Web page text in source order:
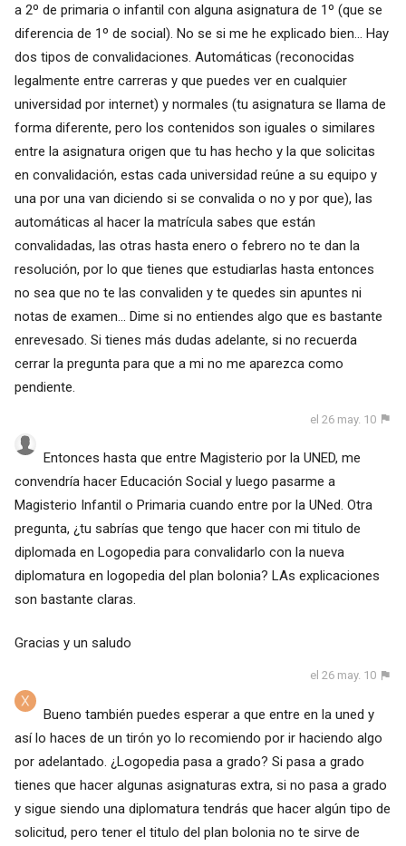
a 2º de primaria o infantil con alguna asignatura de 1º (que se
diferencia de 1º de social). No se si me he explicado bien... Hay
dos tipos de convalidaciones. Automáticas (reconocidas
legalmente entre carreras y que puedes ver en cualquier
universidad por internet) y normales (tu asignatura se llama de
forma diferente, pero los contenidos son iguales o similares
entre la asignatura origen que tu has hecho y la que solicitas
en convalidación, estas cada universidad reúne a su equipo y
una por una van diciendo si se convalida o no y por que), las
automáticas al hacer la matrícula sabes que están
convalidadas, las otras hasta enero o febrero no te dan la
resolución, por lo que tienes que estudiarlas hasta entonces
no sea que no te las convaliden y te quedes sin apuntes ni
notas de examen... Dime si no entiendes algo que es bastante
enrevesado. Si tienes más dudas adelante, si no recuerda
cerrar la pregunta para que a mi no me aparezca como
pendiente.
el 26 may. 10
Entonces hasta que entre Magisterio por la UNED, me
convendría hacer Educación Social y luego pasarme a
Magisterio Infantil o Primaria cuando entre por la UNed. Otra
pregunta, ¿tu sabrías que tengo que hacer con mi titulo de
diplomada en Logopedia para convalidarlo con la nueva
diplomatura en logopedia del plan bolonia? LAs explicaciones
son bastante claras.
Gracias y un saludo
el 26 may. 10
Bueno también puedes esperar a que entre en la uned y
así lo haces de un tirón yo lo recomiendo por ir haciendo algo
por adelantado. ¿Logopedia pasa a grado? Si pasa a grado
tienes que hacer algunas asignaturas extra, si no pasa a grado
y sigue siendo una diplomatura tendrás que hacer algún tipo de
solicitud, pero tener el titulo del plan bolonia no te sirve de